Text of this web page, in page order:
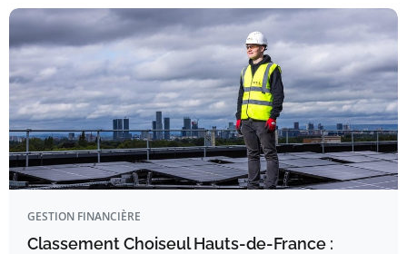
GESTION FINANCIÈRE
Classement Choiseul Hauts-de-France :